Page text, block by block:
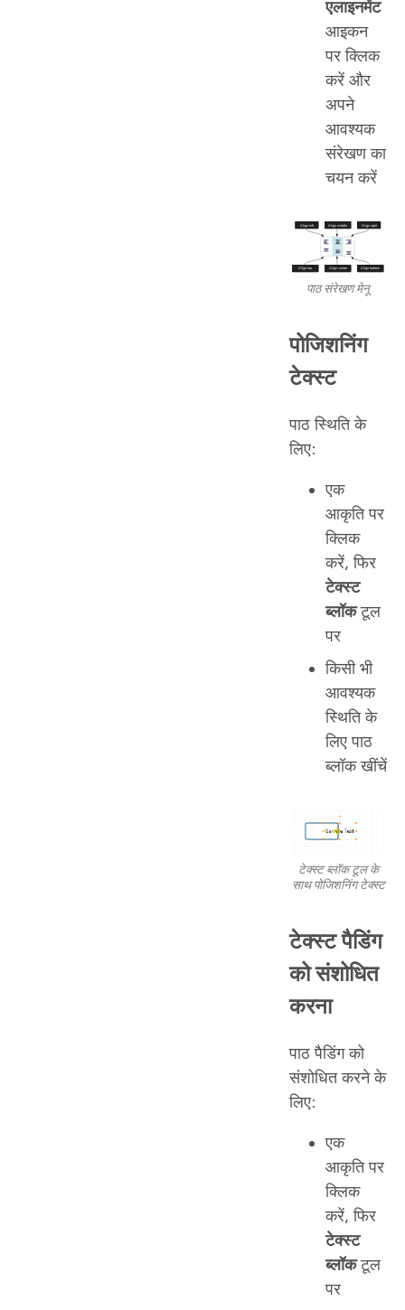
एलाइनमेंट
आइकन
पर क्लिक
करें और
अपने
आवश्यक
संरेखण का
चयन करें
पाठ संरेखण मेनू
पोजिशनिंग
टेक्स्ट
पाठ स्थिति के
लिए:
एक
आकृति पर
क्लिक
करें, फिर
टेक्स्ट
ब्लॉकटूल
पर
किसी भी
आवश्यक
स्थिति के
लिए पाठ
ब्लॉक खींचें
टेक्स्ट ब्लॉक टूल के
साथ पोजिशनिंग टेक्स्ट
टेक्स्ट पैडिंग
को संशोधित
करना
पाठ पैडिंग को
संशोधित करने के
लिए:
एक
आकृति पर
क्लिक
करें, फिर
टेक्स्ट
ब्लॉकटूल
पर